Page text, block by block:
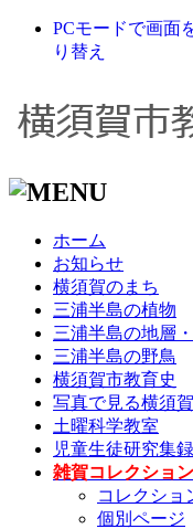
PCモードで画面
り替え
ホーム
お知らせ
横須賀のまち
三浦半島の植物
三浦半島の地層
三浦半島の野鳥
横須賀市教育史
写真で見る横須
土曜科学教室
児童生徒研究集録
雑賀コレクション
コレクショ
個別ページ